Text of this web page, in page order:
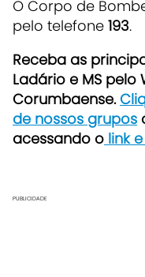
O Corpo de
pelo telefone 193.
Receba as
Ladário e MS pelo
Corumbaense.
de nossos grupos
acessando o link
PUBLICIDADE